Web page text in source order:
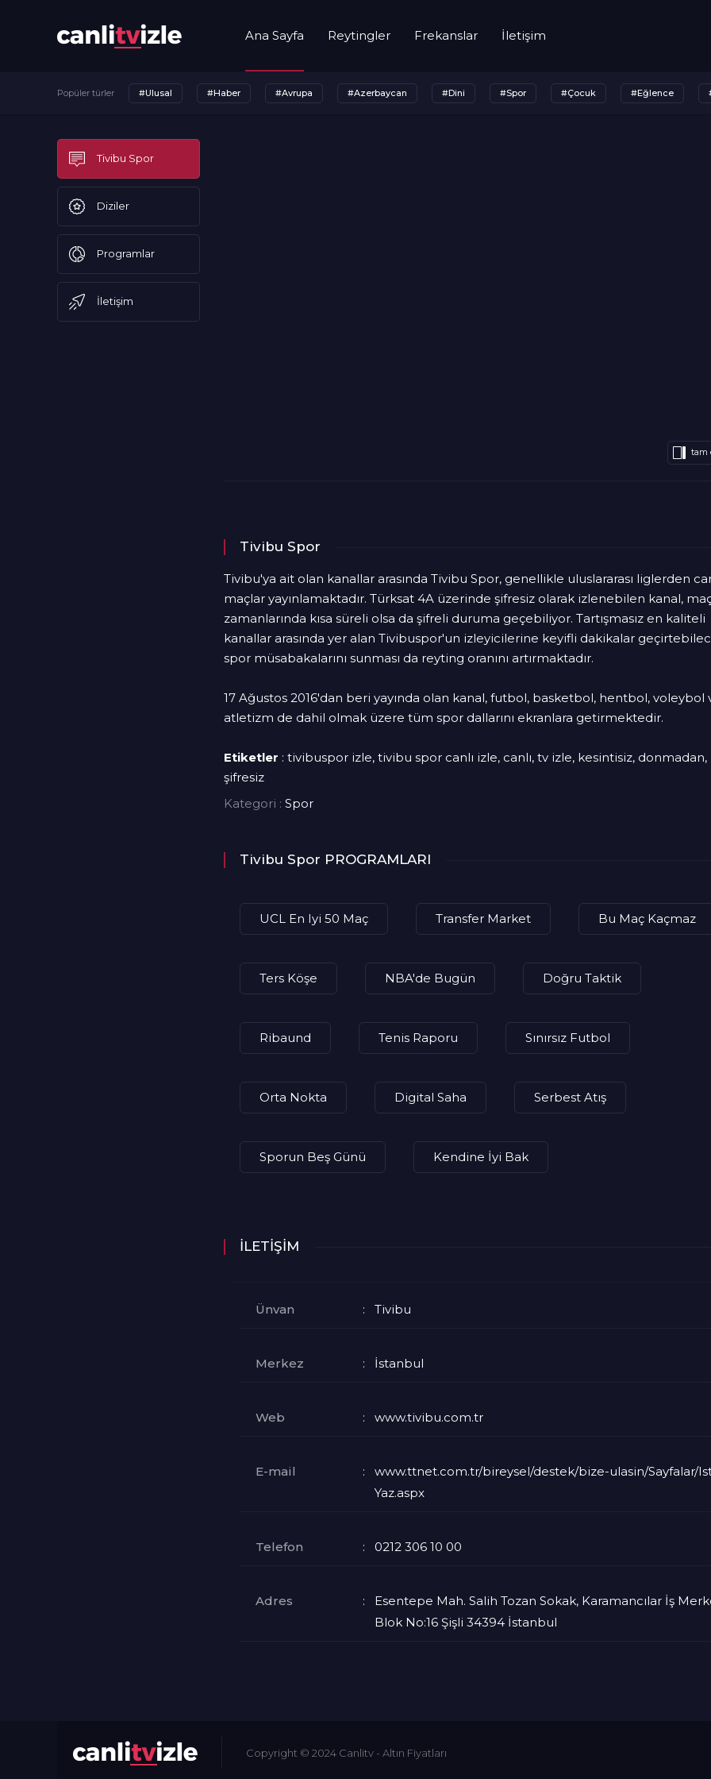
Ana Sayfa Reytingler Frekanslar İletişim
Popüler türler #Ulusal #Haber #Avrupa #Azerbaycan #Dini #Spor #Çocuk #Eğlence
Tivibu Spor
Diziler
Programlar
İletişim
tam
Tivibu Spor
Tivibu'ya ait olan kanallar arasında Tivibu Spor, genellikle uluslararası liglerden
maçlar yayınlamaktadır. Türksat 4A üzerinde şifresiz olarak izlenebilen kanal,
zamanlarında kısa süreli olsa da şifreli duruma geçebiliyor. Tartışmasız en kaliteli
kanallar arasında yer alan Tivibuspor'un izleyicilerine keyifli dakikalar
spor müsabakalarını sunması da reyting oranını artırmaktadır.
17 Ağustos 2016'dan beri yayında olan kanal, futbol, basketbol, hentbol, voleybol
atletizm de dahil olmak üzere tüm spor dallarını ekranlara getirmektedir.
Etiketler : tivibuspor izle, tivibu spor canlı izle, canlı, tv izle, kesintisiz, donmadan,
şifresiz
Kategori : Spor
Tivibu Spor PROGRAMLARI
UCL En Iyi 50 Maç Transfer Market Bu Maç Kaçmaz
Ters Köşe NBA'de Bugün Doğru Taktik
Ribaund Tenis Raporu Sınırsız Futbol
Orta Nokta Digital Saha Serbest Atış
Sporun Beş Günü Kendine İyi Bak
İLETİŞİM
Ünvan Tivibu
Merkez İstanbul
Web www.tivibu.com.tr
E-mail
www.ttnet.com.tr/bireysel/destek/bize-ulasin/Sayfalar/
Yaz.aspx
Telefon 0212 306 10 00
Adres
Esentepe Mah. Salih Tozan Sokak, Karamancılar İş
Blok No:16 Şişli 34394 İstanbul
Copyright © 2024 Canlitv - Altın Fiyatları